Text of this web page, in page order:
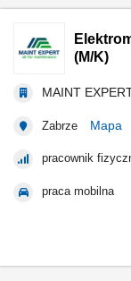
(M/K)
MAINT
Zabrze Mapa
pracownik
praca mobilna